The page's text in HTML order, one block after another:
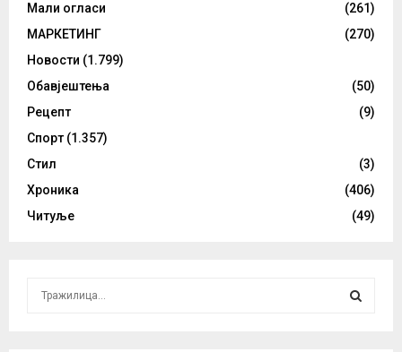
Мали огласи
(261)
МАРКЕТИНГ
(270)
Новости (1.799)
Обавјештења
(50)
Рецепт
(9)
Спорт (1.357)
Стил
(3)
Хроника
(406)
Читуље
(49)